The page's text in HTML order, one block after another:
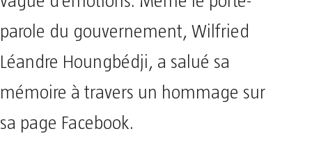
parole du gouvernement, Wilfried
Léandre Houngbédji, a salué sa
mémoire à travers un hommage sur
sa page Facebook.